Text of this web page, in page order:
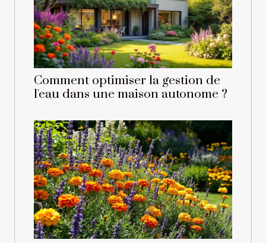
Comment optimiser la gestion de
l'eau dans une maison autonome ?